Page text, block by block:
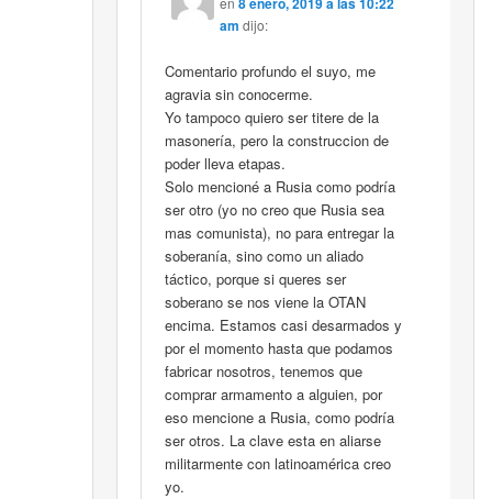
am dijo:
Comentario profundo el suyo, me
agravia sin conocerme.
Yo tampoco quiero ser titere de la
masonería, pero la construccion de
poder lleva etapas.
Solo mencioné a Rusia como podría
ser otro (yo no creo que Rusia sea
mas comunista), no para entregar la
soberanía, sino como un aliado
táctico, porque si queres ser
soberano se nos viene la OTAN
encima. Estamos casi desarmados y
por el momento hasta que podamos
fabricar nosotros, tenemos que
comprar armamento a alguien, por
eso mencione a Rusia, como podría
ser otros. La clave esta en aliarse
militarmente con latinoamérica creo
yo.